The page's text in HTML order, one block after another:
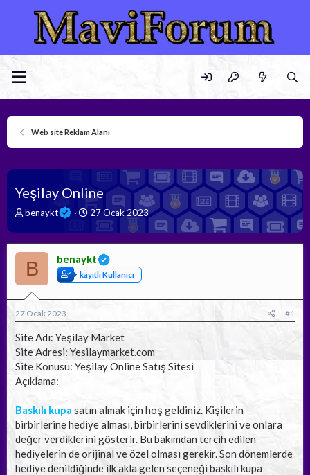
Web site Reklam Alanı
Yeşilay Online
K
n
u
y
u
b
a
ş
l
a
t
a
n
benaykt
B
ş
a
n
g
ı
t
a
r
h
27 Ocak 2023
B benaykt
kayıtlı Kullanıcı
27 Ocak 2023 #1
Site Adı: Yeşilay Market
Site Adresi: Yesilaymarket.com
Site Konusu: Yeşilay Online Satış Sitesi
Açıklama:
Baskılı kupa satın almak için hoş geldiniz. Kişilerin
birbirlerine hediye alması, birbirlerini sevdiklerini ve onlara
değer verdiklerini gösterir. Bu bakımdan tercih edilen
hediyelerin de orijinal ve özel olması gerekir. Son dönemlerde
hediye denildiğinde ilk akla gelen seçeneği baskılı kupa